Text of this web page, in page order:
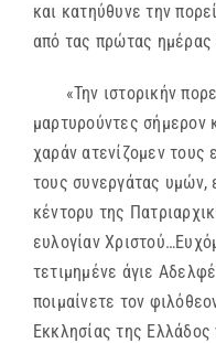
και κατηύθυνε την
από τας πρώτας
«Την ιστορικήν
μαρτυρούντες σήμερον
χαράν ατενίζομεν τους
τους συνεργάτας υμών,
κέντορυ της
ευλογίαν
τετιμημένε άγιε
ποιμαίνετε τον
Εκκλησίας της